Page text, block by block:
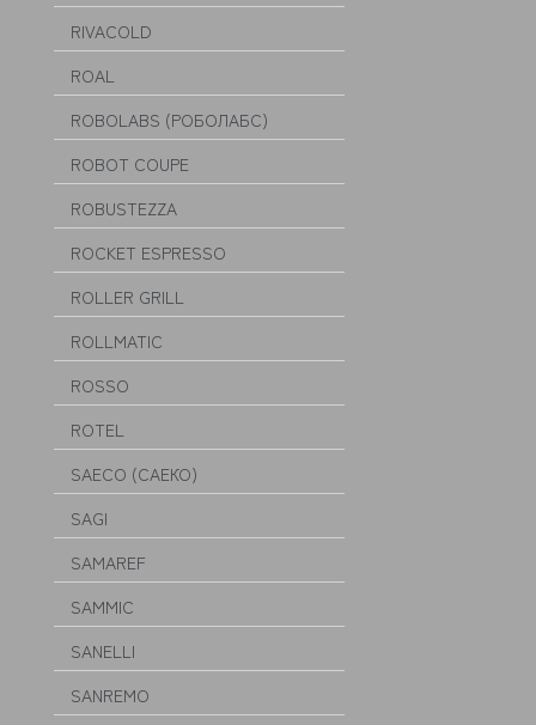
RIVACOLD
ROAL
ROBOLABS (РОБОЛАБС)
ROBOT COUPE
ROBUSTEZZA
ROCKET ESPRESSO
ROLLER GRILL
ROLLMATIC
ROSSO
ROTEL
SAECO (САЕКО)
SAGI
SAMAREF
SAMMIC
SANELLI
SANREMO